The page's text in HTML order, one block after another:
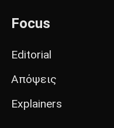
Focus
Editorial
Απόψεις
Explainers